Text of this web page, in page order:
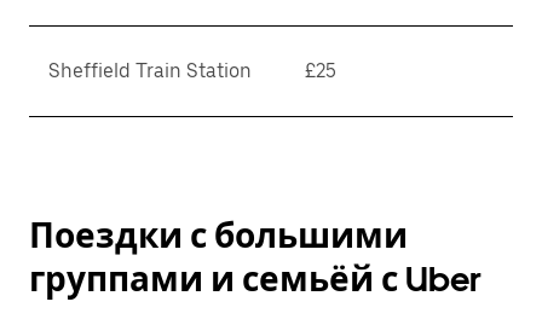
Sheffield Train Station £25
Поездки с большими
группами и семьёй с Uber